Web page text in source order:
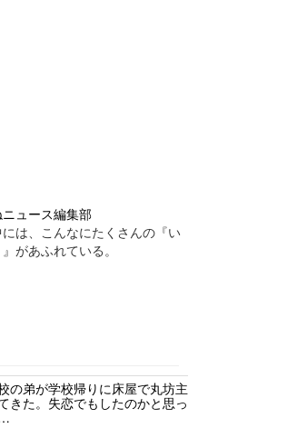
ュース編集部
は、こんなにたくさんの『い
があふれている。
の弟が学校帰りに床屋で丸坊主
きた。失恋でもしたのかと思っ